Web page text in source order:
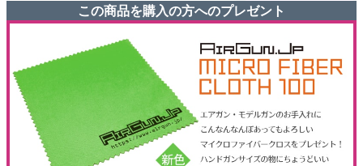
この商品を購入の方へのプレゼント